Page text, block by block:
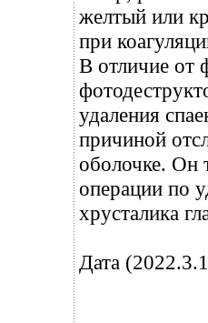
желтый или
при
В отличие от
удаления
причиной
оболочке. Он
операции по
хрусталика
Дата